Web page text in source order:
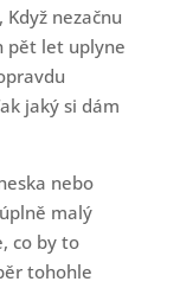
nezačnu
pět let uplyne
jaký si dám
nebo
malý
co by to
tohohle